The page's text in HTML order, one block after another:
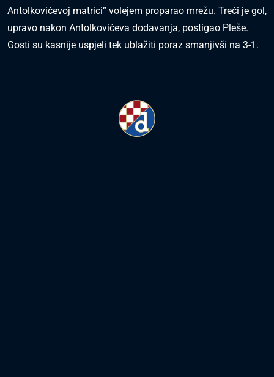
Antolkovićevoj matrici” volejem proparao mrežu. Treći je gol,
upravo nakon Antolkovićeva dodavanja, postigao Pleše.
Gosti su kasnije uspjeli tek ublažiti poraz smanjivši na 3-1.